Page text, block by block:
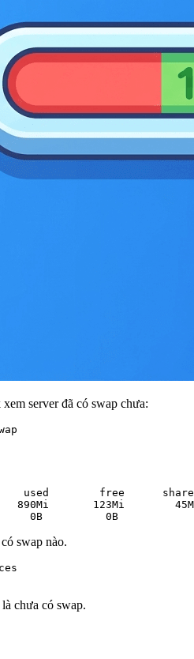
server đã có swap chưa:
used        free
890Mi       123Mi
0B          0B
swap nào.
chưa có swap.